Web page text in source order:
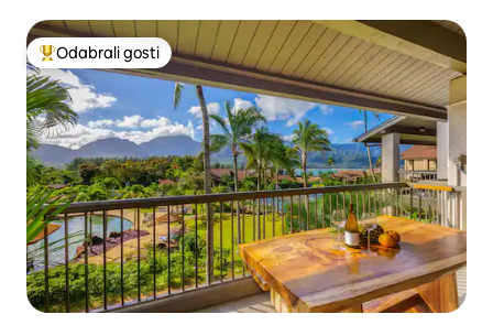
Među najviše rangiranima s oznakom „Odabrali gosti”
Odabrali gosti